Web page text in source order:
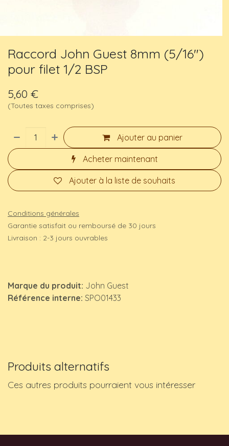
Raccord John Guest 8mm (5/16")
pour filet 1/2 BSP
5,60 €
(Toutes taxes comprises)
Ajouter au panier
Acheter maintenant
Ajouter à la liste de souhaits
Conditions générales
Garantie satisfait ou remboursé de 30 jours
Livraison : 2-3 jours ouvrables
Marque du produit: John Guest
Référence interne: SPO01433
Produits alternatifs
Ces autres produits pourraient vous intéresser